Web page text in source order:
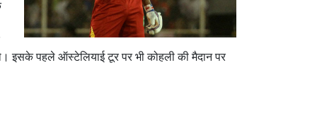
इसके पहले ऑस्टेलियाई टूर पर भी कोहली की मैदान पर